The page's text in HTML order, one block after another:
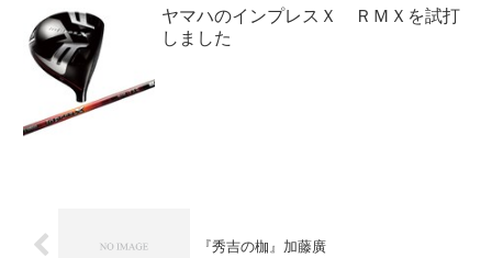
ヤマハのインプレスＸ ＲＭＸを試打
しました
『秀吉の枷』加藤廣